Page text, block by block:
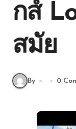
กส์
สมัย
By 0